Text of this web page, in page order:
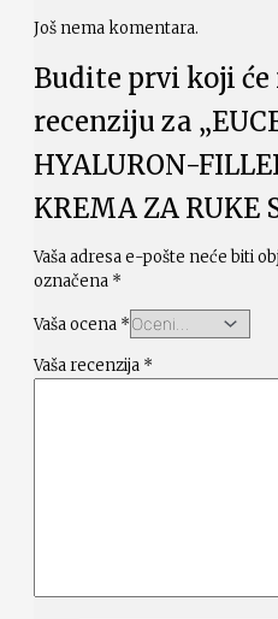
Još nema komentara.
Budite prvi koji
recenziju za
HYALURON-
KREMA ZA RUKE
Vaša adresa e-pošte neće biti
označena *
Vaša ocena *
Vaša recenzija *